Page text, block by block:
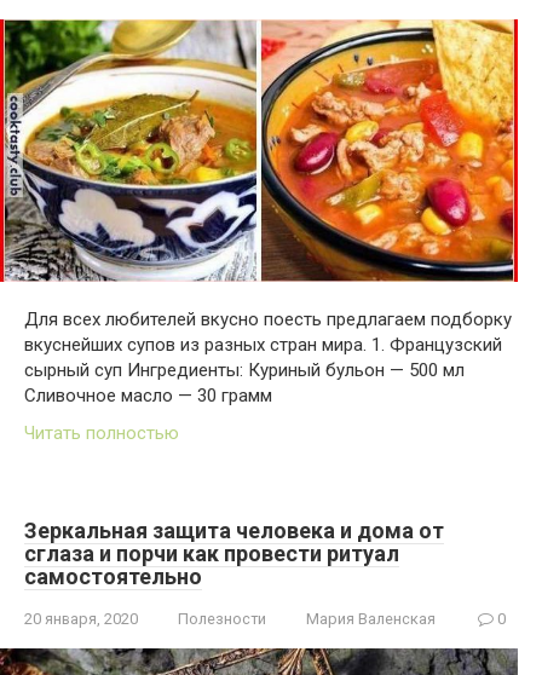
Для всех любителей вкусно поесть предлагаем подборку
вкуснейших супов из разных стран мира. 1. Французский
сырный суп Ингредиенты: Куриный бульон — 500 мл
Сливочное масло — 30 грамм
Читать полностью
Зеркальная защита человека и дома от
сглаза и порчи как провести ритуал
самостоятельно
20 января, 2020 Полезности Мария Валенская 0